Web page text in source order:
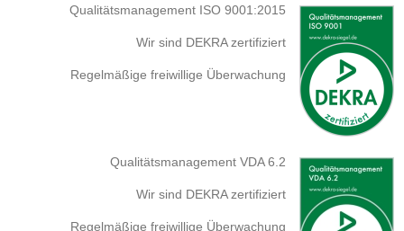
Qualitätsmanagement ISO 9001:2015
Wir sind DEKRA zertifiziert
Regelmäßige freiwillige Überwachung
Qualitätsmanagement VDA 6.2
Wir sind DEKRA zertifiziert
Regelmäßige freiwillige Überwachung